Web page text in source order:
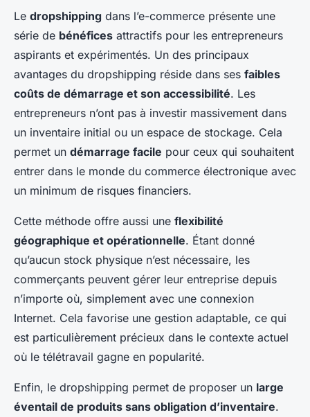
Le dropshipping dans l’e-commerce présente une
série de bénéfices attractifs pour les entrepreneurs
aspirants et expérimentés. Un des principaux
avantages du dropshipping réside dans ses faibles
coûts de démarrage et son accessibilité. Les
entrepreneurs n’ont pas à investir massivement dans
un inventaire initial ou un espace de stockage. Cela
permet un démarrage facile pour ceux qui souhaitent
entrer dans le monde du commerce électronique avec
un minimum de risques financiers.
Cette méthode offre aussi une flexibilité
géographique et opérationnelle. Étant donné
qu’aucun stock physique n’est nécessaire, les
commerçants peuvent gérer leur entreprise depuis
n’importe où, simplement avec une connexion
Internet. Cela favorise une gestion adaptable, ce qui
est particulièrement précieux dans le contexte actuel
où le télétravail gagne en popularité.
Enfin, le dropshipping permet de proposer un large
éventail de produits sans obligation d’inventaire.